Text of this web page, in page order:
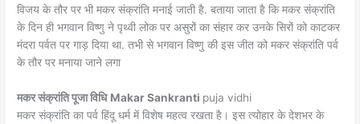
विजय के तौर पर भी मकर संक्रांति मनाई जाती है. बताया जाता है कि मकर संक्रांति
के दिन ही भगवान विष्णु ने पृथ्वी लोक पर असुरों का संहार कर उनके सिरों को काटकर
मंदरा पर्वत पर गाड़ दिया था. तभी से भगवान विष्णु की इस जीत को मकर संक्रांति पर्व
के तौर पर मनाया जाने लगा
मकर संक्रांति पूजा विधि Makar Sankranti puja vidhi
मकर संक्रांति का पर्व हिंदू धर्म में विशेष महत्व रखता है। इस त्योहार के देशभर के